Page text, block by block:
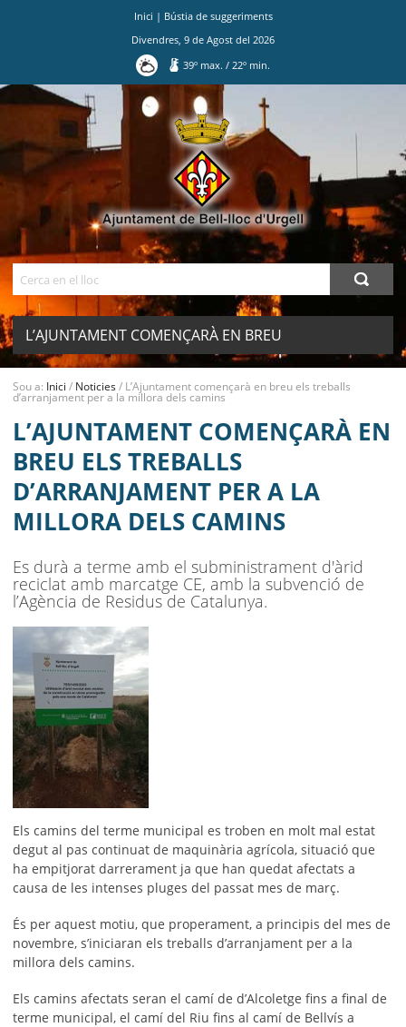
Inici | Bústia de suggeriments
Divendres 9 de Agost del 2026
39º max./ 22º min.
L’AJUNTAMENT COMENÇARÀ EN BREU
ELS TREBALLS D’ARRANJAMENT PER A
LA MILLORA DELS CAMINS
AJUNTAMENT
MUNICIPI
SEU ELECTRÒNICA
BELL-LLOC SOLUCIONA
Sou a: Inici / Noticies/ L’Ajuntament començarà en breu els treballs
d’arranjament per a la millora dels camins
L’AJUNTAMENT COMENÇARÀ EN
BREU ELS TREBALLS
D’ARRANJAMENT PER A LA
MILLORA DELS CAMINS
Es durà a terme amb el subministrament d'àrid
reciclat amb marcatge CE, amb la subvenció de
l’Agència de Residus de Catalunya.
Els camins del terme municipal es troben en molt mal estat
degut al pas continuat de maquinària agrícola, situació que
ha empitjorat darrerament ja que han quedat afectats a
causa de les intenses pluges del passat mes de març.
És per aquest motiu, que properament, a principis del mes de
novembre, s’iniciaran els treballs d’arranjament per a la
millora dels camins.
Els camins afectats seran el camí de d’Alcoletge fins a final de
terme municipal, el camí del Riu fins al camí de Bellvís a